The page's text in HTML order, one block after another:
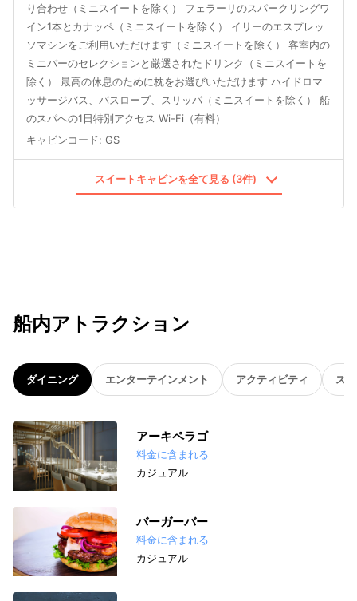
り合わせ（ミニスイートを除く） フェラーリのスパークリングワ
イン1本とカナッペ（ミニスイートを除く） イリーのエスプレッ
ソマシンをご利用いただけます（ミニスイートを除く） 客室内の
ミニバーのセレクションと厳選されたドリンク（ミニスイートを
除く） 最高の休息のために枕をお選びいただけます ハイドロマ
ッサージバス、バスローブ、スリッパ（ミニスイートを除く） 船
のスパへの1日特別アクセス Wi-Fi（有料）
キャビンコード: GS
スイートキャビンを全て見る (3件)
船内アトラクション
ダイニング エンターテインメント アクティビティ ス
アーキペラゴ
料金に含まれる
カジュアル
バーガーバー
料金に含まれる
カジュアル